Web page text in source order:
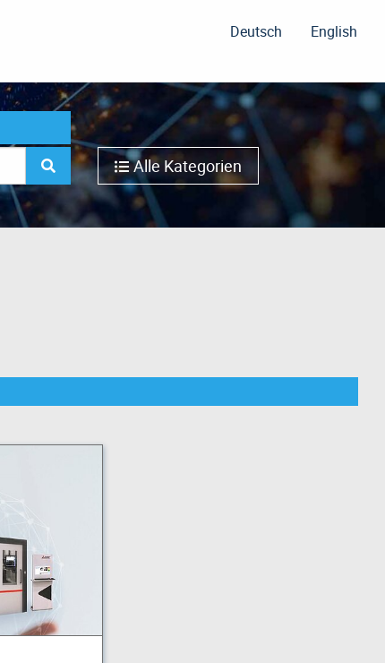
Deutsch English
Alle Kategorien